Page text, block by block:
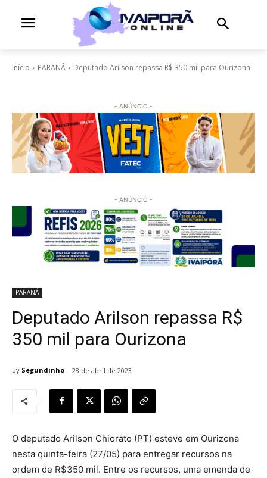
Início PARANÁ Deputado Arilson repassa R$ 350 mil para Ourizona
- ANÚNCIO -
- ANÚNCIO -
PARANÁ
Deputado Arilson repassa R$
350 mil para Ourizona
By Segundinho 28 de abril de 2023
O deputado Arilson Chiorato (PT) esteve em Ourizona
nesta quinta-feira (27/05) para entregar recursos na
ordem de R$350 mil. Entre os recursos, uma emenda de